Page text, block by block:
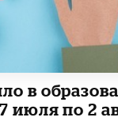
в
июля по 2